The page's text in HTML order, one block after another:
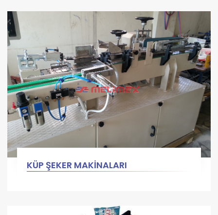
KÜP ŞEKER MAKİNALARI